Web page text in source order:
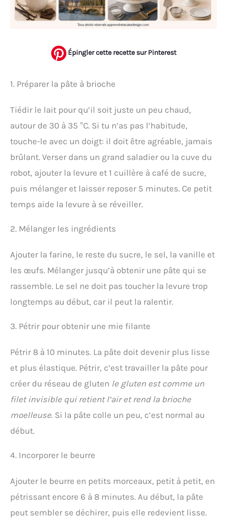
Épingler cette recette sur Pinterest
1. Préparer la pâte à brioche
Tiédir le lait pour qu’il soit juste un peu chaud,
autour de 30 à 35 °C. Si tu n’as pas l’habitude,
touche-le avec un doigt: il doit être agréable, jamais
brûlant. Verser dans un grand saladier ou la cuve du
robot, ajouter la levure et 1 cuillère à café de sucre,
puis mélanger et laisser reposer 5 minutes. Ce petit
temps aide la levure à se réveiller.
2. Mélanger les ingrédients
Ajouter la farine, le reste du sucre, le sel, la vanille et
les œufs. Mélanger jusqu’à obtenir une pâte qui se
rassemble. Le sel ne doit pas toucher la levure trop
longtemps au début, car il peut la ralentir.
3. Pétrir pour obtenir une mie filante
Pétrir 8 à 10 minutes. La pâte doit devenir plus lisse
et plus élastique. Pétrir, c’est travailler la pâte pour
créer du réseau de gluten le gluten est comme un
filet invisible qui retient l’air et rend la brioche
moelleuse. Si la pâte colle un peu, c’est normal au
début.
4. Incorporer le beurre
Ajouter le beurre en petits morceaux, petit à petit, en
pétrissant encore 6 à 8 minutes. Au début, la pâte
peut sembler se déchirer, puis elle redevient lisse.